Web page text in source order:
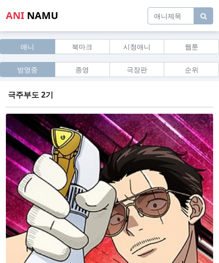
ANI NAMU
애니 북마크 시청애니 웹툰
방영중 종영 극장판 순위
극주부도 2기